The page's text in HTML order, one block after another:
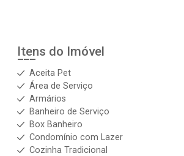
Itens do Imóvel
Aceita Pet
Área de Serviço
Armários
Banheiro de Serviço
Box Banheiro
Condomínio com Lazer
Cozinha Tradicional